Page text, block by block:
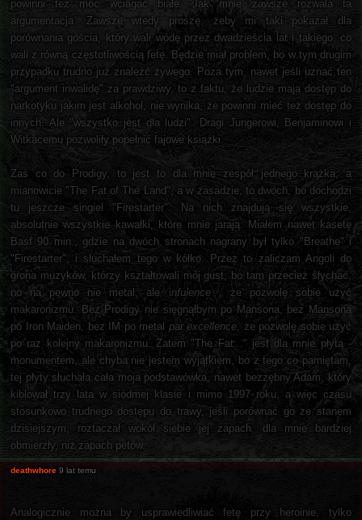
powinni tez móc wciągać białe. Jak mnie zawsze rozwala ta
argumentacja. Zawsze wtedy proszę, żeby mi taki pokazał dla
porównania gościa, który wali wódę przez dwadzieścia lat i takiego, co
wali z równą częstotliwością fetę. Będzie miał problem, bo w tym drugim
przypadku trudno już znaleźć żywego. Poza tym, nawet jeśli uznać ten
"argument inwalidę" za prawdziwy, to z faktu, że ludzie maja dostęp do
narkotyku jakim jest alkohol, nie wynika, że powinni mieć też dostęp do
innych. Ale "wszystko jest dla ludzi". Dragi Jungerowi, Benjaminowi i
Witkacemu pozwoliły popełnić fajowe książki.
Zaś co do Prodigy, to jest to dla mnie zespół jednego krążka, a
mianowicie "The Fat of The Land", a w zasadzie, to dwóch, bo dochodzi
tu jeszcze singiel "Firestarter". Na nich znajdują się wszystkie,
absolutnie wszystkie kawałki, które mnie jarają. Miałem nawet kasetę
Basf 90 min., gdzie na dwóch stronach nagrany był tylko "Breathe" i
"Firestarter", i słuchałem tego w kółko. Przez to zaliczam Angoli do
grona muzyków, którzy kształtowali mój gust, bo tam przecież słychać,
no na pewno nie metal, ale infulence, że pozwolę sobie użyć
makaronizmu. Bez Prodigy nie sięgnąłbym po Mansona, bez Mansona
po Iron Maiden, bez IM po metal par excellence , że pozwolę sobie użyć
po raz kolejny makaronizmu. Zatem "The Fat..." jest dla mnie płytą -
monumentem, ale chyba nie jestem wyjątkiem, bo z tego co pamiętam,
tej płyty słuchała cała moja podstawówka, nawet bezzębny Adam, który
kiblował trzy lata w siódmej klasie i mimo 1997 roku, a więc czasu
stosunkowo trudnego dostępu do trawy, jeśli porównać go ze stanem
dzisiejszym, roztaczał wokół siebie jej zapach, dla mnie bardziej
obmierzły, niż zapach petów.
deathwhore 9 lat temu
Analogicznie można by usprawiedliwiać fetę przy heroinie, tylko